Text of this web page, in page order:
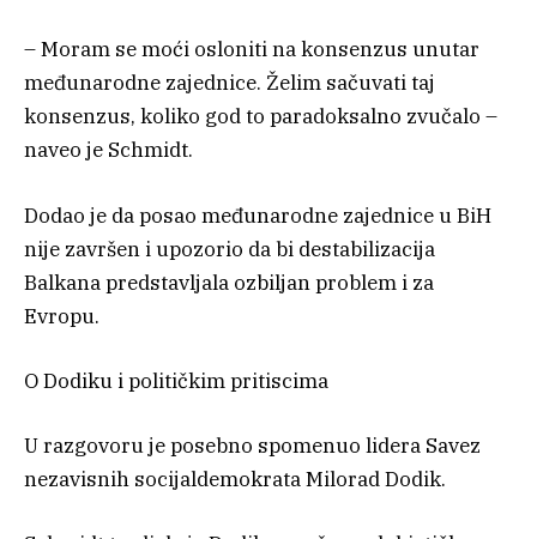
– Moram se moći osloniti na konsenzus unutar
međunarodne zajednice. Želim sačuvati taj
konsenzus, koliko god to paradoksalno zvučalo –
naveo je Schmidt.
Dodao je da posao međunarodne zajednice u BiH
nije završen i upozorio da bi destabilizacija
Balkana predstavljala ozbiljan problem i za
Evropu.
O Dodiku i političkim pritiscima
U razgovoru je posebno spomenuo lidera Savez
nezavisnih socijaldemokrata Milorad Dodik.